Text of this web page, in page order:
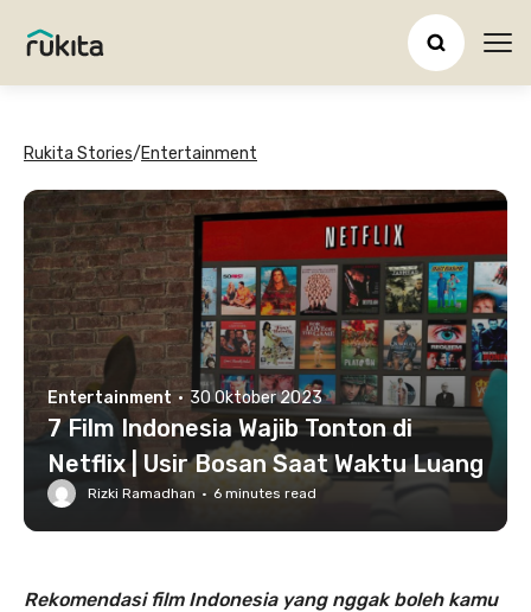
Rukita Stories/Entertainment
Entertainment · 30 Oktober 2023
7 Film Indonesia Wajib Tonton di
Netflix | Usir Bosan Saat Waktu Luang
Rizki Ramadhan · 6 minutes read
Rekomendasi film Indonesia yang nggak boleh kamu